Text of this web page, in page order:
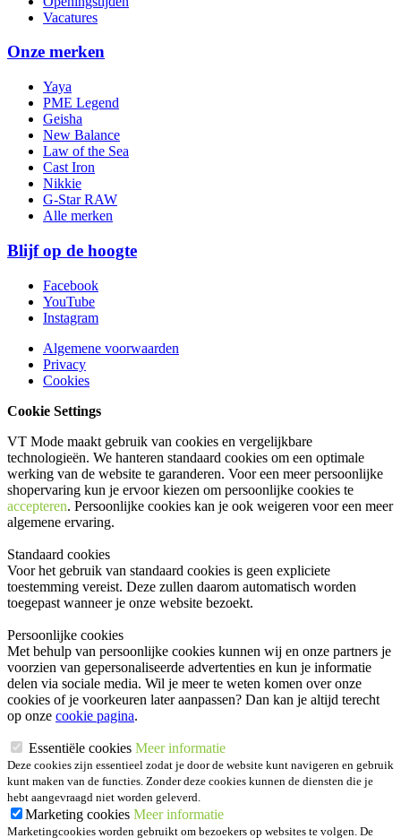
Vacatures
Onze merken
Yaya
PME Legend
Geisha
New Balance
Law of the Sea
Cast Iron
Nikkie
G-Star RAW
Alle merken
Blijf op de hoogte
Facebook
YouTube
Instagram
Algemene voorwaarden
Privacy
Cookies
Cookie Settings
VT Mode maakt gebruik van cookies en vergelijkbare
technologieën. We hanteren standaard cookies om een optimale
werking van de website te garanderen. Voor een meer persoonlijke
shopervaring kun je ervoor kiezen om persoonlijke cookies te
accepteren. Persoonlijke cookies kan je ook weigeren voor een meer
algemene ervaring.
Standaard cookies
Voor het gebruik van standaard cookies is geen expliciete
toestemming vereist. Deze zullen daarom automatisch worden
toegepast wanneer je onze website bezoekt.
Persoonlijke cookies
Met behulp van persoonlijke cookies kunnen wij en onze partners je
voorzien van gepersonaliseerde advertenties en kun je informatie
delen via sociale media. Wil je meer te weten komen over onze
cookies of je voorkeuren later aanpassen? Dan kan je altijd terecht
op onze cookie pagina.
Essentiële cookies Meer informatie
Deze cookies zijn essentieel zodat je door de website kunt navigeren en gebruik
kunt maken van de functies. Zonder deze cookies kunnen de diensten die je
hebt aangevraagd niet worden geleverd.
Marketing cookies Meer informatie
Marketingcookies worden gebruikt om bezoekers op websites te volgen. De